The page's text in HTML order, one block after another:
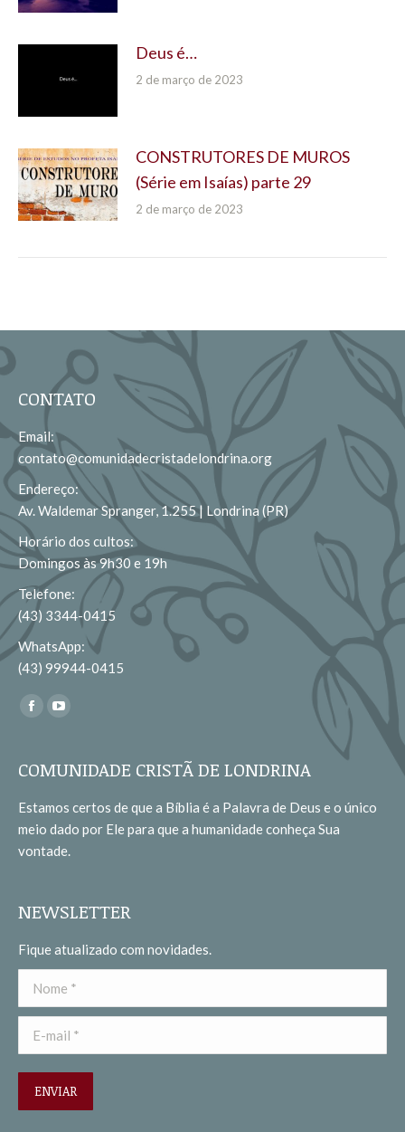
Deus é…
2 de março de 2023
CONSTRUTORES DE MUROS
(Série em Isaías) parte 29
2 de março de 2023
CONTATO
Email:
contato@comunidadecristadelondrina.org
Endereço:
Av. Waldemar Spranger, 1.255 | Londrina (PR)
Horário dos cultos:
Domingos às 9h30 e 19h
Telefone:
(43) 3344-0415
WhatsApp:
(43) 99944-0415
Encontre-nos em:
Facebook
opens
new
window
opens
new
window
COMUNIDADE CRISTÃ DE LONDRINA
Estamos certos de que a Bíblia é a Palavra de Deus e o único
meio dado por Ele para que a humanidade conheça Sua
vontade.
NEWSLETTER
Fique atualizado com novidades.
Nome *
E-mail *
ENVIAR